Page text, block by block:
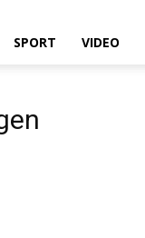
SPORT VIDEO